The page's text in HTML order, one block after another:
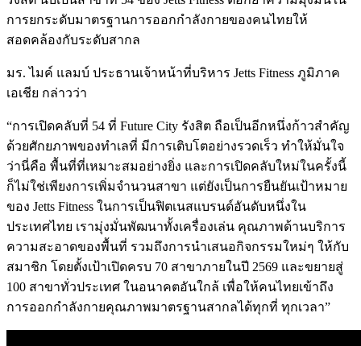
การยกระดับมาตรฐานการออกกำลังกายของคนไทยให้
สอดคล้องกับระดับสากล
มร. ไมค์ แลมบ์ ประธานเจ้าหน้าที่บริหาร Jetts Fitness ภูมิภาค
เอเชีย กล่าวว่า
“การเปิดคลับที่ 54 ที่ Future City รังสิต ถือเป็นอีกหนึ่งก้าวสำคัญ
ด้วยศักยภาพของทำเลที่ มีการเติบโตอย่างรวดเร็ว ทำให้มั่นใจ
ว่านี่คือ พื้นที่ที่เหมาะสมอย่างยิ่ง และการเปิดคลับใหม่ในครั้งนี้
ก็ไม่ใช่เพียงการเพิ่มจำนวนสาขา แต่ยังเป็นการยืนยันเป้าหมาย
ของ Jetts Fitness ในการเป็นฟิตเนสแบรนด์อันดับหนึ่งใน
ประเทศไทย เรามุ่งมั่นพัฒนาทั้งเครื่องเล่น คุณภาพด้านบริการ
ความสะอาดของพื้นที่ รวมถึงการนำเสนอกิจกรรมใหม่ๆ ให้กับ
สมาชิก โดยตั้งเป้าเปิดครบ 70 สาขาภายในปี 2569 และขยายสู่
100 สาขาทั่วประเทศ ในอนาคตอันใกล้ เพื่อให้คนไทยเข้าถึง
การออกกำลังกายคุณภาพมาตรฐานสากลได้ทุกที่ ทุกเวลา”